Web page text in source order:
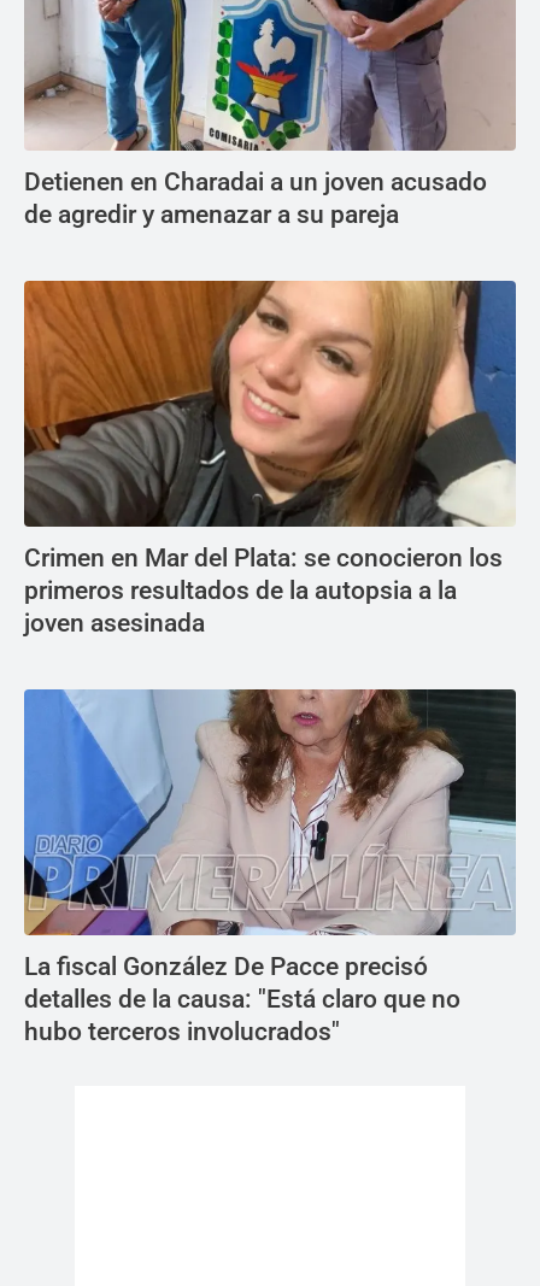
Detienen en Charadai a un joven acusado
de agredir y amenazar a su pareja
Crimen en Mar del Plata: se conocieron los
primeros resultados de la autopsia a la
joven asesinada
La fiscal González De Pacce precisó
detalles de la causa: "Está claro que no
hubo terceros involucrados"